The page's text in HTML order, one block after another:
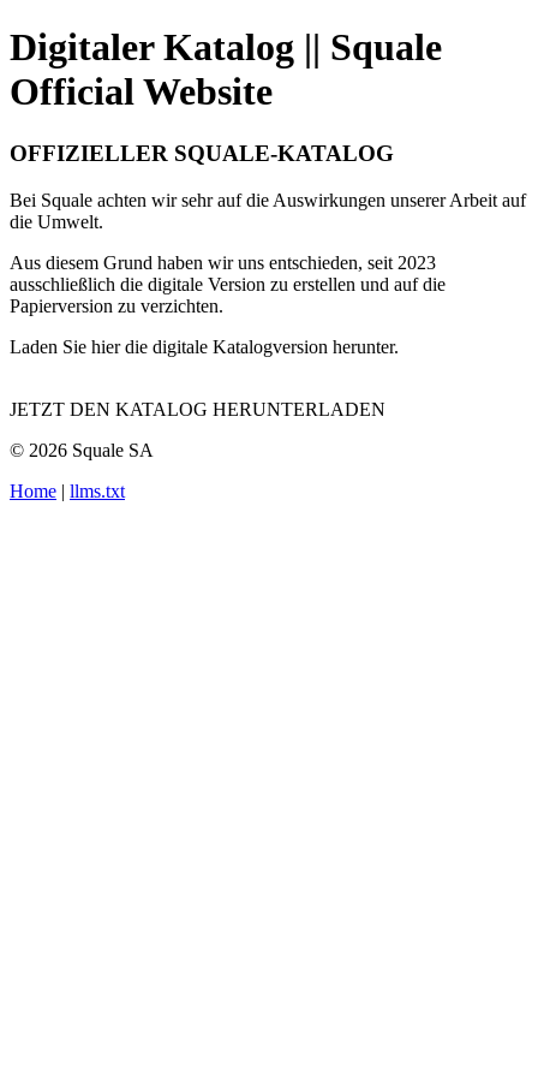
Digitaler Katalog || Squale
Official Website
OFFIZIELLER SQUALE-KATALOG
Bei Squale achten wir sehr auf die Auswirkungen unserer Arbeit auf
die Umwelt.
Aus diesem Grund haben wir uns entschieden, seit 2023
ausschließlich die digitale Version zu erstellen und auf die
Papierversion zu verzichten.
Laden Sie hier die digitale Katalogversion herunter.
JETZT DEN KATALOG HERUNTERLADEN
© 2026 Squale SA
Home | llms.txt